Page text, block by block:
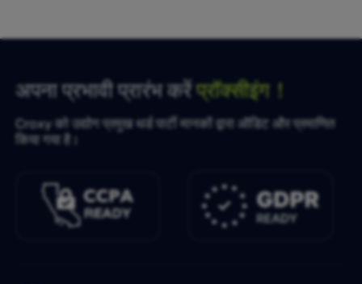
अपना प्रभावी प्रारंभ करेंप्रॉक्सीइंग！
Croxy को उद्योग प्रमुख थर्ड पार्टी मानकों द्वारा ऑडिट और प्रमाणित
किया गया है।